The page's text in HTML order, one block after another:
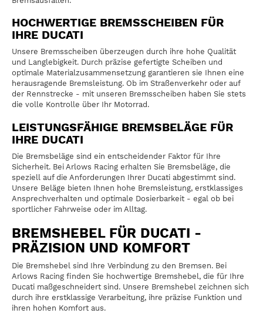
HOCHWERTIGE BREMSSCHEIBEN FÜR
IHRE DUCATI
Unsere Bremsscheiben überzeugen durch ihre hohe Qualität
und Langlebigkeit. Durch präzise gefertigte Scheiben und
optimale Materialzusammensetzung garantieren sie Ihnen eine
herausragende Bremsleistung. Ob im Straßenverkehr oder auf
der Rennstrecke - mit unseren Bremsscheiben haben Sie stets
die volle Kontrolle über Ihr Motorrad.
LEISTUNGSFÄHIGE BREMSBELÄGE FÜR
IHRE DUCATI
Die Bremsbeläge sind ein entscheidender Faktor für Ihre
Sicherheit. Bei Arlows Racing erhalten Sie Bremsbeläge, die
speziell auf die Anforderungen Ihrer Ducati abgestimmt sind.
Unsere Beläge bieten Ihnen hohe Bremsleistung, erstklassiges
Ansprechverhalten und optimale Dosierbarkeit - egal ob bei
sportlicher Fahrweise oder im Alltag.
BREMSHEBEL FÜR DUCATI -
PRÄZISION UND KOMFORT
Die Bremshebel sind Ihre Verbindung zu den Bremsen. Bei
Arlows Racing finden Sie hochwertige Bremshebel, die für Ihre
Ducati maßgeschneidert sind. Unsere Bremshebel zeichnen sich
durch ihre erstklassige Verarbeitung, ihre präzise Funktion und
ihren hohen Komfort aus.